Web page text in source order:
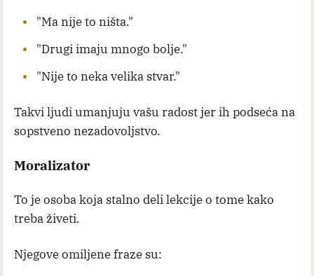
"Ma nije to ništa."
"Drugi imaju mnogo bolje."
"Nije to neka velika stvar."
Takvi ljudi umanjuju vašu radost jer ih podseća na
sopstveno nezadovoljstvo.
Moralizator
To je osoba koja stalno deli lekcije o tome kako
treba živeti.
Njegove omiljene fraze su: